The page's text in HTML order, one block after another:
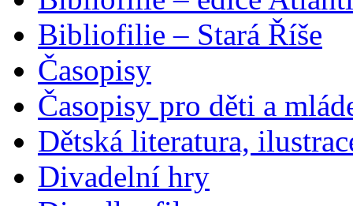
Bibliofilie – Stará Říše
Časopisy
Časopisy pro děti a
Dětská literatura,
Divadelní hry